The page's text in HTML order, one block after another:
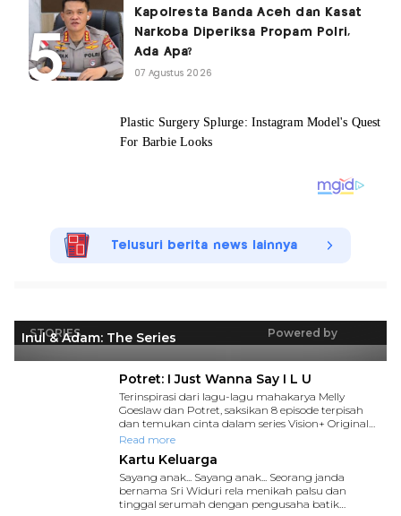
Kapolresta Banda Aceh dan Kasat
Narkoba Diperiksa Propam Polri,
Ada Apa?
07 Agustus 2026
Telusuri berita news lainnya